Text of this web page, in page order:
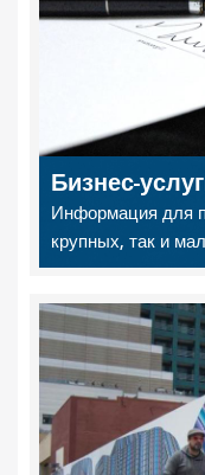
Бизнес-
Информация для
крупных, так и